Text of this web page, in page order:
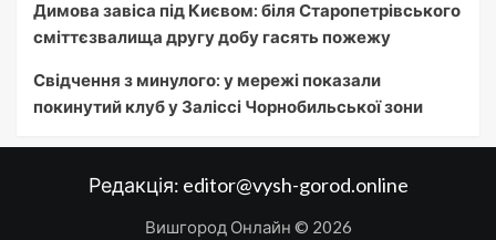
Димова завіса під Києвом: біля Старопетрівського
сміттєзвалища другу добу гасять пожежу
Свідчення з минулого: у мережі показали
покинутий клуб у Заліссі Чорнобильської зони
Редакція: editor@vysh-gorod.online
Вишгород Онлайн © 2026